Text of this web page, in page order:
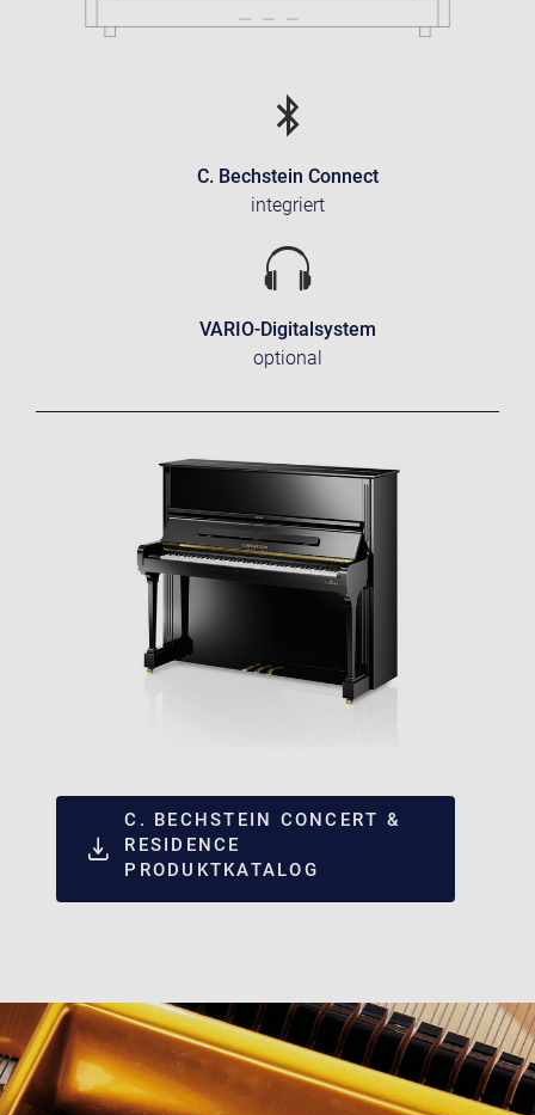
C. Bechstein Connect
integriert
VARIO-Digitalsystem
optional
C. BECHSTEIN CONCERT &
RESIDENCE
PRODUKTKATALOG